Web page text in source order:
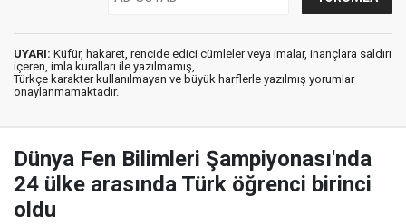
UYARI: Küfür, hakaret, rencide edici cümleler veya imalar, inançlara saldırı
içeren, imla kuralları ile yazılmamış,
Türkçe karakter kullanılmayan ve büyük harflerle yazılmış yorumlar
onaylanmamaktadır.
Dünya Fen Bilimleri Şampiyonası'nda
24 ülke arasında Türk öğrenci birinci
oldu